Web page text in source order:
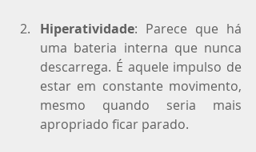
Hiperatividade: Parece que há
uma bateria interna que nunca
descarrega. É aquele impulso de
estar em constante movimento,
mesmo quando seria mais
apropriado ficar parado.